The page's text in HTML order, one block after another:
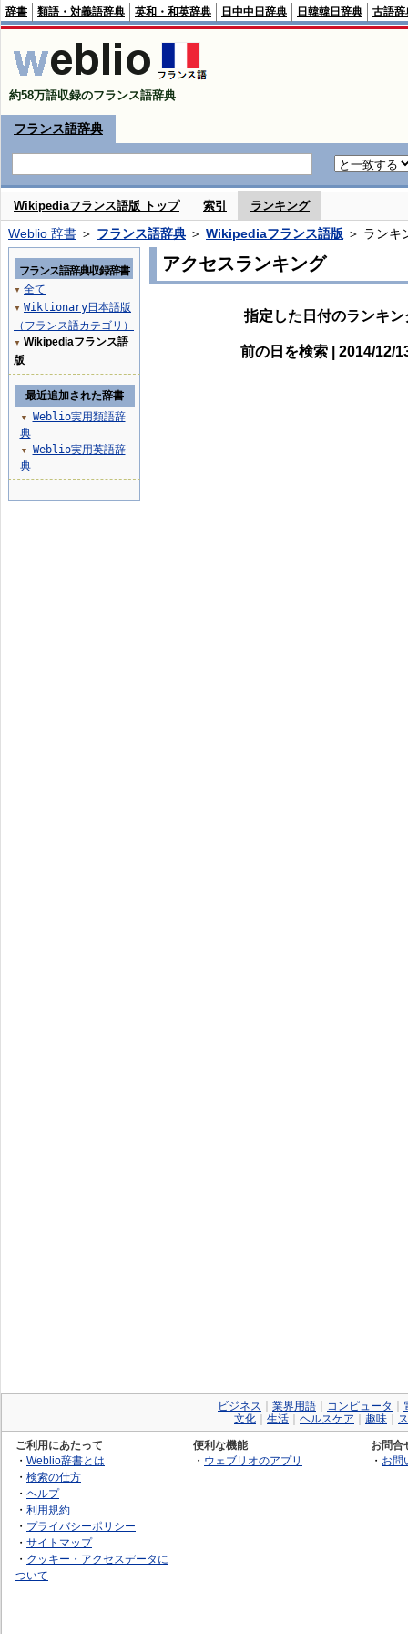
辞書 類語・対義語辞典 英和・和英辞典 日中中日辞典 日韓韓日辞典 古語辞
約58万語収録のフランス語辞典
フランス語辞典
Wikipediaフランス語版 トップ 索引 ランキング
Weblio 辞書 ＞ フランス語辞典 ＞ Wikipediaフランス語版 ＞ ランキ
アクセスランキング
指定した日付のランキ
前の日を検索 | 2014/12/
フランス語辞典収録辞書
▼ 全て
▼ Wiktionary日本語版
（フランス語カテゴリ）
▼ Wikipediaフランス語
版
最近追加された辞書
▼
Weblio実用類語辞
典
▼
Weblio実用英語辞
典
ビジネス 業界用語 コンピュータ
文化
生活 ヘルスケア 趣味
ご利用にあたって
・ Weblio辞書とは
・ 検索の仕方
・ ヘルプ
・ 利用規約
・ プライバシーポリシー
・ サイトマップ
・ クッキー・アクセスデータに
ついて
便利な機能
・ ウェブリオのアプリ
お問合
・ お問